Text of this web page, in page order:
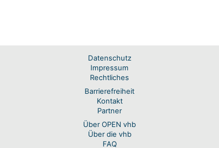
Datenschutz
Impressum
Rechtliches
Barrierefreiheit
Kontakt
Partner
Über OPEN vhb
Über die vhb
FAQ